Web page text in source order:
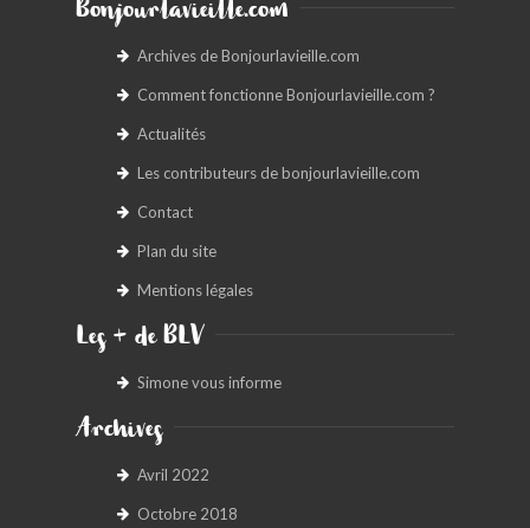
Bonjourlavieille.com
Archives de Bonjourlavieille.com
Comment fonctionne Bonjourlavieille.com ?
Actualités
Les contributeurs de bonjourlavieille.com
Contact
Plan du site
Mentions légales
Les + de BLV
Simone vous informe
Archives
Avril 2022
Octobre 2018